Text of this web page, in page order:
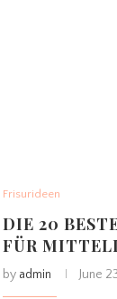
Frisurideen
DIE 20
FÜR
by admin June